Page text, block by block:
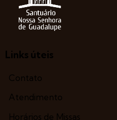
Links úteis
Contato
Atendimento
Horários de Missas